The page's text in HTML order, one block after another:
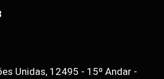
Unidas, 12495 - 15º Andar -